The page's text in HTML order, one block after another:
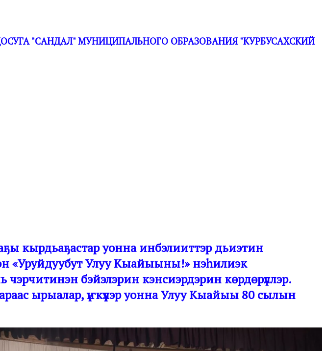
"САНДАЛ" МУНИЦИПАЛЬНОГО ОБРАЗОВАНИЯ "КУРБУСАХСКИЙ
кырдьаҕастар уонна инбэлииттэр дьиэтин
«Уруйдуубут Улуу Кыайыыны!» нэһилиэк
бэйэлэрин кэнсиэрдэрин көрдөрүллэр.
ырыалар, үҥкүүлэр уонна Улуу Кыайыы 80 сылын